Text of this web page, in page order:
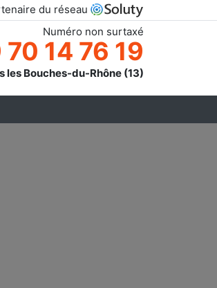
du réseau
Numéro non surtaxé
14 76 19
les Bouches-du-Rhône (13)